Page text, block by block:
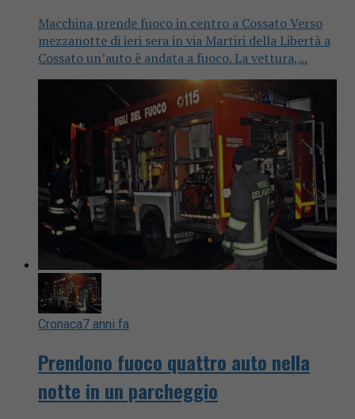
Macchina prende fuoco in centro a Cossato Verso
mezzanotte di ieri sera in via Martiri della Libertà a
Cossato un’auto è andata a fuoco. La vettura,...
Cronaca7 anni fa
Prendono fuoco quattro auto nella
notte in un parcheggio